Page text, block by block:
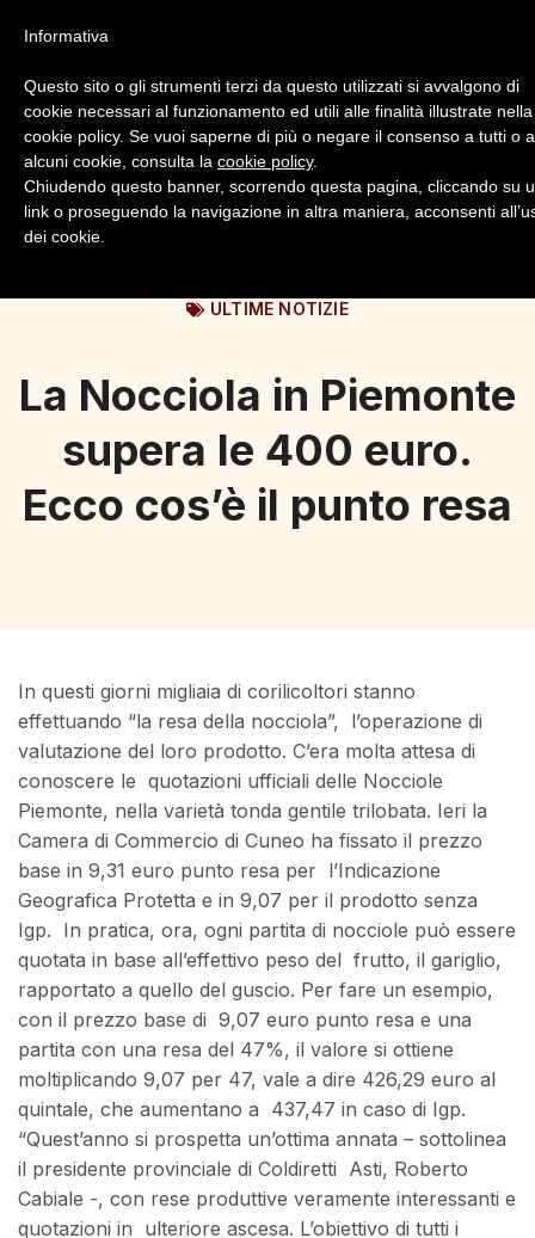
Login Registrazione
ULTIME NOTIZIE
La Nocciola in Piemonte
supera le 400 euro.
Ecco cos’è il punto resa
In questi giorni migliaia di corilicoltori stanno
effettuando “la resa della nocciola”, l’operazione di
valutazione del loro prodotto. C’era molta attesa di
conoscere le quotazioni ufficiali delle Nocciole
Piemonte, nella varietà tonda gentile trilobata. Ieri la
Camera di Commercio di Cuneo ha fissato il prezzo
base in 9,31 euro punto resa per l’Indicazione
Geografica Protetta e in 9,07 per il prodotto senza
Igp. In pratica, ora, ogni partita di nocciole può essere
quotata in base all’effettivo peso del frutto, il gariglio,
rapportato a quello del guscio. Per fare un esempio,
con il prezzo base di 9,07 euro punto resa e una
partita con una resa del 47%, il valore si ottiene
moltiplicando 9,07 per 47, vale a dire 426,29 euro al
quintale, che aumentano a 437,47 in caso di Igp.
“Quest’anno si prospetta un’ottima annata – sottolinea
il presidente provinciale di Coldiretti Asti, Roberto
Cabiale -, con rese produttive veramente interessanti e
quotazioni in ulteriore ascesa. L’obiettivo di tutti i
Informativa
Questo sito o gli strumenti terzi da questo utilizzati si avvalgono di
cookie necessari al funzionamento ed utili alle finalità illustrate nella
cookie policy. Se vuoi saperne di più o negare il consenso a tutti o
alcuni cookie, consulta la cookie policy.
Chiudendo questo banner, scorrendo questa pagina, cliccando su
link o proseguendo la navigazione in altra maniera, acconsenti
dei cookie.